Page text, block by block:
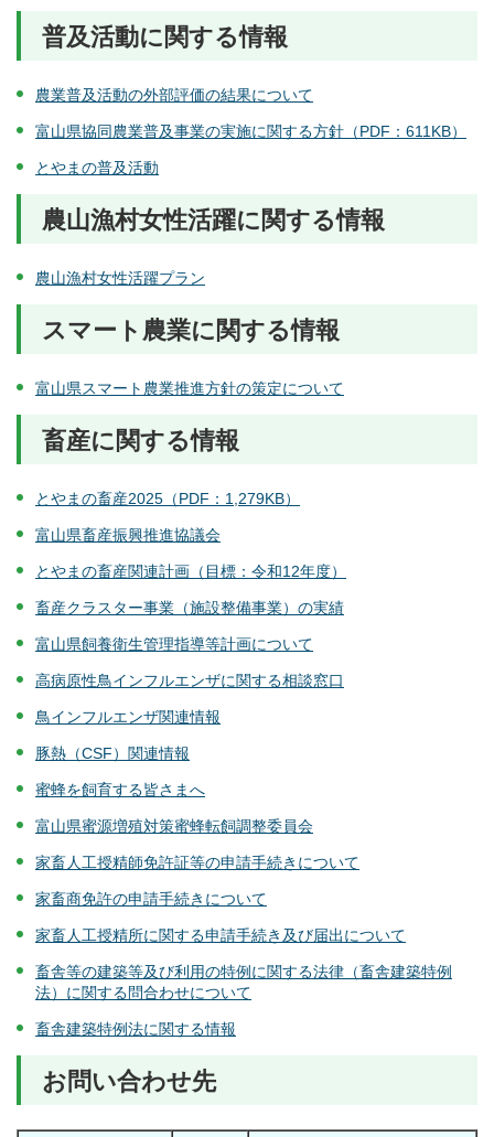
普及活動に関する情報
農業普及活動の外部評価の結果について
富山県協同農業普及事業の実施に関する方針（PDF：611KB）
とやまの普及活動
農山漁村女性活躍に関する情報
農山漁村女性活躍プラン
スマート農業に関する情報
富山県スマート農業推進方針の策定について
畜産に関する情報
とやまの畜産2025（PDF：1,279KB）
富山県畜産振興推進協議会
とやまの畜産関連計画（目標：令和12年度）
畜産クラスター事業（施設整備事業）の実績
富山県飼養衛生管理指導等計画について
高病原性鳥インフルエンザに関する相談窓口
鳥インフルエンザ関連情報
豚熱（CSF）関連情報
蜜蜂を飼育する皆さまへ
富山県蜜源増殖対策蜜蜂転飼調整委員会
家畜人工授精師免許証等の申請手続きについて
家畜商免許の申請手続きについて
家畜人工授精所に関する申請手続き及び届出について
畜舎等の建築等及び利用の特例に関する法律（畜舎建築特例
法）に関する問合わせについて
畜舎建築特例法に関する情報
お問い合わせ先